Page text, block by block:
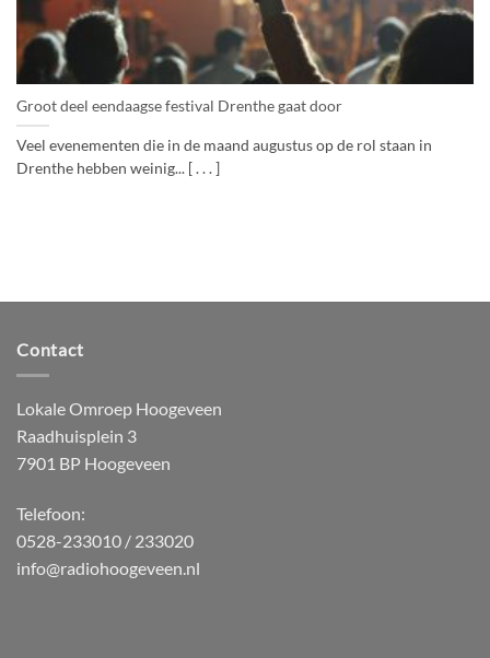
Groot deel eendaagse festival Drenthe gaat door
Veel evenementen die in de maand augustus op de rol staan in
Drenthe hebben weinig... [ . . . ]
Contact
Lokale Omroep Hoogeveen
Raadhuisplein 3
7901 BP Hoogeveen
Telefoon:
0528-233010 / 233020
info@radiohoogeveen.nl